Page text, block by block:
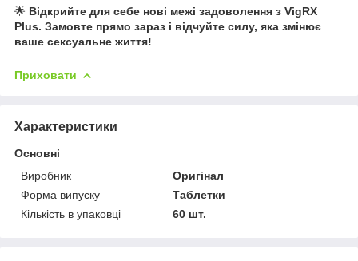
🌟 Відкрийте для себе нові межі задоволення з VigRX
Plus. Замовте прямо зараз і відчуйте силу, яка змінює
ваше сексуальне життя!
Приховати
Характеристики
Основні
Виробник
Оригінал
Форма випуску
Таблетки
Кількість в упаковці
60 шт.